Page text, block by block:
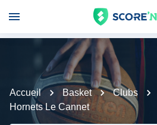
Accueil Basket Clubs
Hornets Le Cannet